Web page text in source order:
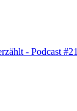
- Podcast #21